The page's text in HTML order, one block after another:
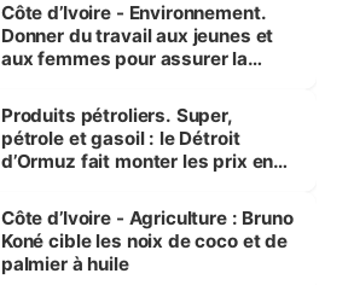
Côte d’Ivoire - Environnement.
Donner du travail aux jeunes et
aux femmes pour assurer la
menacées
Produits pétroliers. Super,
pétrole et gasoil : le Détroit
d’Ormuz fait monter les prix en
Côte d’Ivoire - Agriculture : Bruno
Koné cible les noix de coco et de
palmier à huile